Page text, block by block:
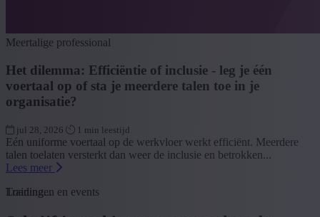
Meertalige professional
Het dilemma: Efficiëntie of inclusie - leg je één
voertaal op of sta je meerdere talen toe in je
organisatie?
jul 28, 2026 1 min leestijd
Eén uniforme voertaal op de werkvloer werkt efficiënt. Meerdere
talen toelaten versterkt dan weer de inclusie en betrokken...
Lees meer
Loading...
Trainingen en events